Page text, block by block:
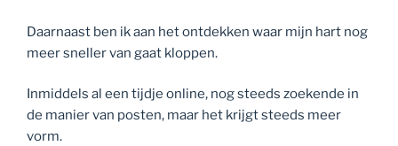
Daarnaast ben ik aan het ontdekken waar mijn hart nog
meer sneller van gaat kloppen.
Inmiddels al een tijdje online, nog steeds zoekende in
de manier van posten, maar het krijgt steeds meer
vorm.